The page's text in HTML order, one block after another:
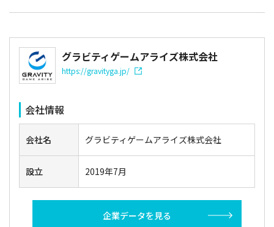
グラビティゲームアライズ株式会社
https://gravityga.jp/
会社情報
会社名 グラビティゲームアライズ株式会社
設立 2019年7月
企業データを見る